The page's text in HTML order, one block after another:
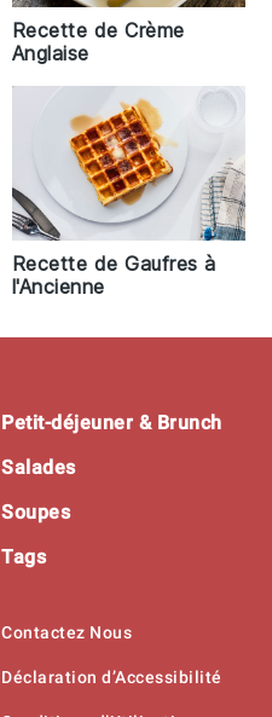
Recette de Crème
Anglaise
Recette de Gaufres à
l'Ancienne
Petit-déjeuner & Brunch
Salades
Soupes
Tags
Contactez Nous
Déclaration d’Accessibilité